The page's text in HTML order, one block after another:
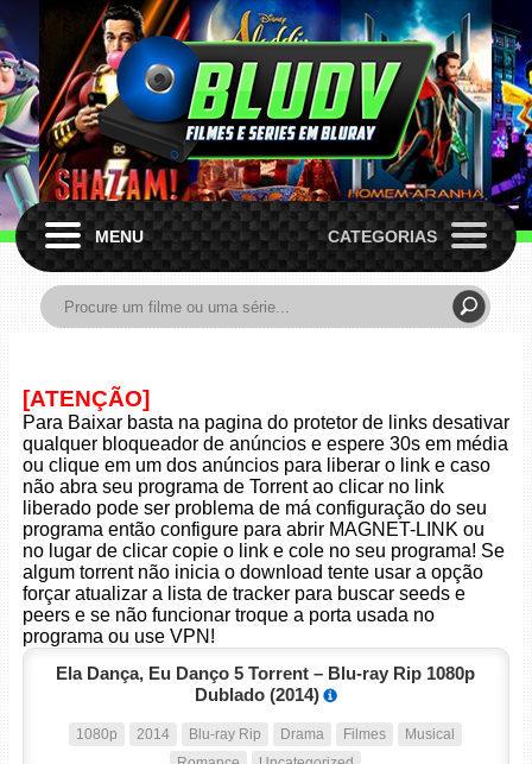
MENU CATEGORIAS
[ATENÇÃO]
Para Baixar basta na pagina do protetor de links desativar
qualquer bloqueador de anúncios e espere 30s em média
ou clique em um dos anúncios para liberar o link e caso
não abra seu programa de Torrent ao clicar no link
liberado pode ser problema de má configuração do seu
programa então configure para abrir MAGNET-LINK ou
no lugar de clicar copie o link e cole no seu programa! Se
algum torrent não inicia o download tente usar a opção
forçar atualizar a lista de tracker para buscar seeds e
peers e se não funcionar troque a porta usada no
programa ou use VPN!
Ela Dança, Eu Danço 5 Torrent – Blu-ray Rip 1080p
Dublado (2014)
1080p 2014 Blu-ray Rip Drama Filmes
Musical